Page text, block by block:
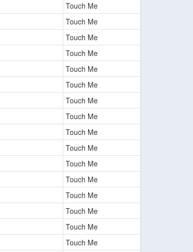
Touch Me
Touch Me
Touch Me
Touch Me
Touch Me
Touch Me
Touch Me
Touch Me
Touch Me
Touch Me
Touch Me
Touch Me
Touch Me
Touch Me
Touch Me
Touch Me